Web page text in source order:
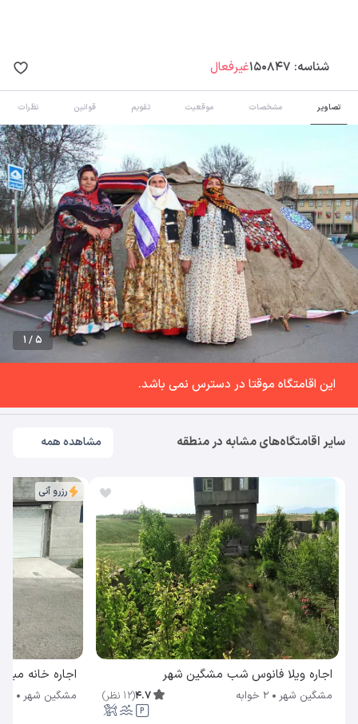
شناسه: 150847غیرفعال
تصاویر مشخصات موقعیت تقویم قوانین نظرات
1 / 5
این اقامتگاه موقتا در دسترس نمی باشد.
سایر اقامتگاه‌های مشابه در منطقه مشاهده همه
اجاره ویلا فانوس شب مشگین شهر
مشگین شهر 2 خوابه 4.7
(
12 نظر)
رزرو آنی
اجاره خانه
مشگین شهر